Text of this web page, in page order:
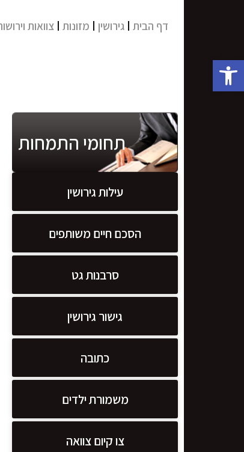
פתח סרגל נגישות
דף הבית גירושין מזונות צוואות
תחומי התמחות
עילות גירושין
הסכם חיים משותפים
סרבנות גט
גישור גירושין
כתובה
משמורת ילדים
צו קיום צוואה